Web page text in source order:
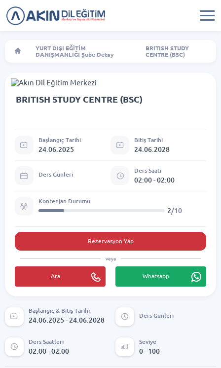
YURT DIŞI EĞİTİM
DANIŞMANLIĞI Şube Detay
BRITISH STUDY
CENTRE (BSC)
Başlangıç & Bitiş Tarihi
24.06.2025 - 24.06.2028
Ders Günleri
Ders Saatleri
02:00 - 02:00
Seviye
0 - 100
BRITISH STUDY CENTRE (BSC)
Başlangıç Tarihi
24.06.2025
Bitiş Tarihi
24.06.2028
Ders Günleri
Ders Saati
02:00 - 02:00
Kontenjan Durumu
2/10
Rezervasyon Yap
veya
Ara Whatsapp